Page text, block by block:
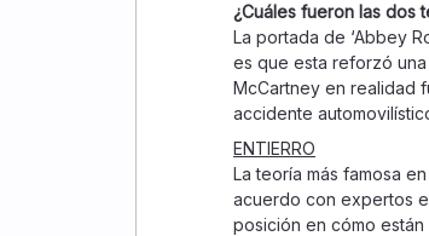
¿Cuáles fueron las dos
La portada de ‘Abbey
es que esta reforzó
McCartney en realidad
accidente
ENTIERRO
La teoría más famosa
acuerdo con expertos
posición en cómo